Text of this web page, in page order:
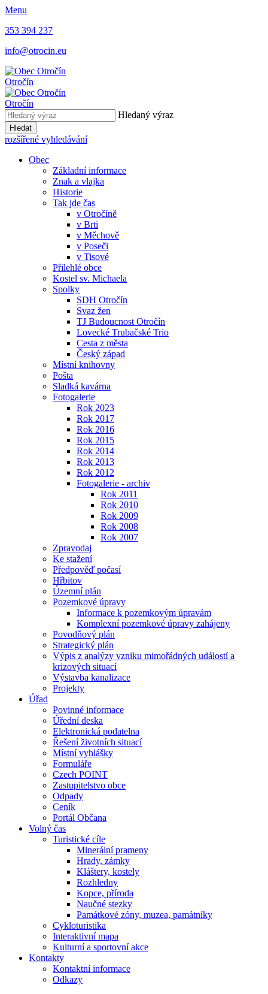
Menu
353 394 237
info@otrocin.eu
Otročín
Otročín
Hledaný výraz
Hledat
rozšířené vyhledávání
Obec
Základní informace
Znak a vlajka
Historie
Tak jde čas
v Otročíně
v Brti
v Měchově
v Poseči
v Tisové
Přilehlé obce
Kostel sv. Michaela
Spolky
SDH Otročín
Svaz žen
TJ Budoucnost Otročín
Lovecké Trubačské Trio
Cesta z města
Český západ
Místní knihovny
Pošta
Sladká kavárna
Fotogalerie
Rok 2023
Rok 2017
Rok 2016
Rok 2015
Rok 2014
Rok 2013
Rok 2012
Fotogalerie - archiv
Rok 2011
Rok 2010
Rok 2009
Rok 2008
Rok 2007
Zpravodaj
Ke stažení
Předpověď počasí
Hřbitov
Územní plán
Pozemkové úpravy
Informace k pozemkovým úpravám
Komplexní pozemkové úpravy zahájeny
Povodňový plán
Strategický plán
Výpis z analýzy vzniku mimořádných událostí a
krizových situací
Výstavba kanalizace
Projekty
Úřad
Povinné informace
Úřední deska
Elektronická podatelna
Řešení životních situací
Místní vyhlášky
Formuláře
Czech POINT
Zastupitelstvo obce
Odpady
Ceník
Portál Občana
Volný čas
Turistické cíle
Minerální prameny
Hrady, zámky
Kláštery, kostely
Rozhledny
Kopce, příroda
Naučné stezky
Památkové zóny, muzea, památníky
Cykloturistika
Interaktivní mapa
Kulturní a sportovní akce
Kontakty
Kontaktní informace
Odkazy